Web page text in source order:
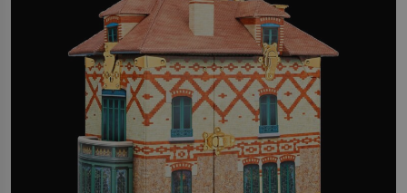
pobřežní oblasti. […]